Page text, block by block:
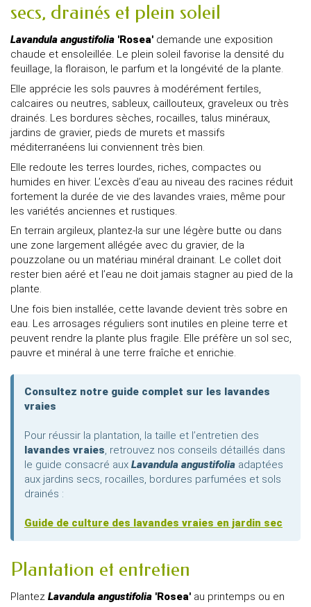
secs, drainés et plein soleil
Lavandula angustifolia 'Rosea' demande une exposition
chaude et ensoleillée. Le plein soleil favorise la densité du
feuillage, la floraison, le parfum et la longévité de la plante.
Elle apprécie les sols pauvres à modérément fertiles,
calcaires ou neutres, sableux, caillouteux, graveleux ou très
drainés. Les bordures sèches, rocailles, talus minéraux,
jardins de gravier, pieds de murets et massifs
méditerranéens lui conviennent très bien.
Elle redoute les terres lourdes, riches, compactes ou
humides en hiver. L’excès d’eau au niveau des racines réduit
fortement la durée de vie des lavandes vraies, même pour
les variétés anciennes et rustiques.
En terrain argileux, plantez-la sur une légère butte ou dans
une zone largement allégée avec du gravier, de la
pouzzolane ou un matériau minéral drainant. Le collet doit
rester bien aéré et l’eau ne doit jamais stagner au pied de la
plante.
Une fois bien installée, cette lavande devient très sobre en
eau. Les arrosages réguliers sont inutiles en pleine terre et
peuvent rendre la plante plus fragile. Elle préfère un sol sec,
pauvre et minéral à une terre fraîche et enrichie.
Consultez notre guide complet sur les lavandes
vraies
Pour réussir la plantation, la taille et l’entretien des
lavandes vraies, retrouvez nos conseils détaillés dans
le guide consacré aux Lavandula angustifolia adaptées
aux jardins secs, rocailles, bordures parfumées et sols
drainés :
Guide de culture des lavandes vraies en jardin sec
Plantation et entretien
Plantez Lavandula angustifolia 'Rosea' au printemps ou en